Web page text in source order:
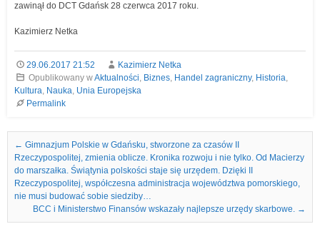
zawinął do DCT Gdańsk 28 czerwca 2017 roku.
Kazimierz Netka
29.06.2017 21:52
Kazimierz Netka
Opublikowany wAktualności, Biznes, Handel zagraniczny, Historia,
Kultura, Nauka, Unia Europejska
Permalink
Nawigacja we wpisach
← Gimnazjum Polskie w Gdańsku, stworzone za czasów II
Rzeczypospolitej, zmienia oblicze. Kronika rozwoju i nie tylko. Od Macierzy
do marszałka. Świątynia polskości staje się urzędem. Dzięki II
Rzeczypospolitej, współczesna administracja województwa pomorskiego,
nie musi budować sobie siedziby…
BCC i Ministerstwo Finansów wskazały najlepsze urzędy skarbowe. →